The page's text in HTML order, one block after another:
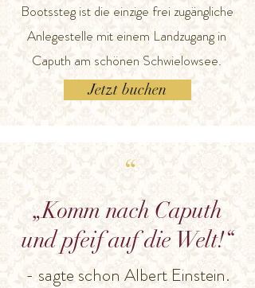
Bootssteg ist die einzige frei zugängliche
Anlegestelle mit einem Landzugang in
Caputh am schönen Schwielowsee.
Jetzt buchen
“
„Komm nach Caputh
und pfeif auf die Welt!“
- sagte schon Albert Einstein.